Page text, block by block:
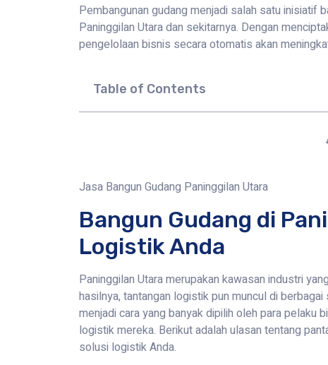
Pembangunan gudang menjadi salah satu inisiatif
Paninggilan Utara dan sekitarnya. Dengan
pengelolaan bisnis secara otomatis akan
Table of Contents
Jasa Bangun Gudang Paninggilan Utara
Bangun Gudang di
Logistik Anda
Paninggilan Utara merupakan kawasan industri
hasilnya, tantangan logistik pun muncul di
menjadi cara yang banyak dipilih oleh para pelaku
logistik mereka. Berikut adalah ulasan tentang
solusi logistik Anda.